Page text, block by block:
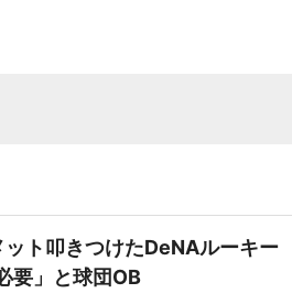
ト叩きつけたDeNAルーキー
要」と球団OB